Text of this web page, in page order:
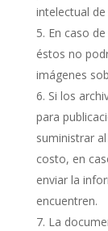
intelectual
En caso
éstos no
imágenes
Si los
para
suministrar
costo, en
enviar la
encuentren.
La